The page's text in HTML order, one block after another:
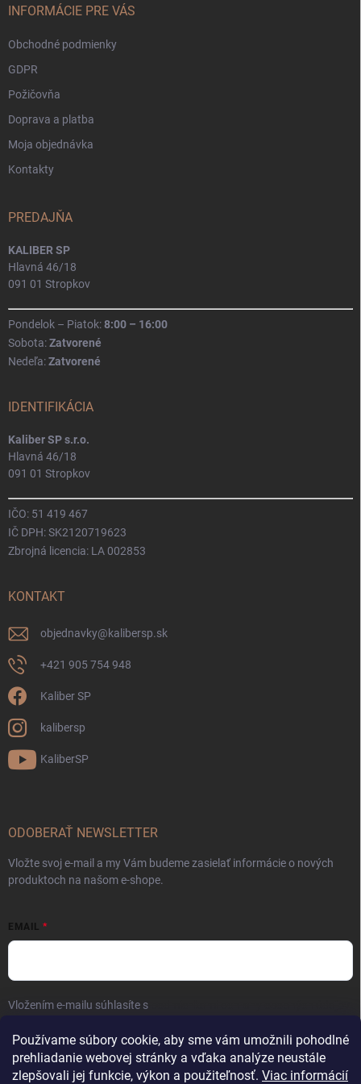
Používame súbory cookie, aby sme vám umožnili pohodlné
prehliadanie webovej stránky a vďaka analýze neustále
zlepšovali jej funkcie, výkon a použiteľnosť. Viac informácií
INFORMÁCIE PRE VÁS
Obchodné podmienky
GDPR
Požičovňa
Doprava a platba
Moja objednávka
Kontakty
PREDAJŇA
KALIBER SP
Hlavná 46/18
091 01 Stropkov
Pondelok – Piatok:8:00 – 16:00
Sobota:Zatvorené
Nedeľa:Zatvorené
IDENTIFIKÁCIA
Kaliber SP s.r.o.
Hlavná 46/18
091 01 Stropkov
IČO: 51 419 467
IČ DPH: SK2120719623
Zbrojná licencia: LA 002853
KONTAKT
objednavky@kalibersp.sk
+421 905 754 948
Kaliber SP
kalibersp
KaliberSP
ODOBERAŤ NEWSLETTER
Vložte svoj e-mail a my Vám budeme zasielať informácie o nových
produktoch na našom e-shope.
EMAIL
Vložením e-mailu súhlasíte s
Prihlásiť sa